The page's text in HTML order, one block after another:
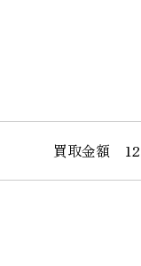
買取金額